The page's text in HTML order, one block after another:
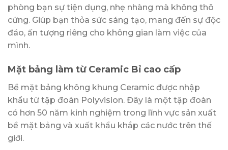
phòng bạn sự tiện dụng, nhẹ nhàng mà không thô
cứng. Giúp bạn thỏa sức sáng tạo, mang đến sự độc
đáo, ấn tượng riêng cho không gian làm việc của
mình.
Mặt bảng làm từ Ceramic Bỉ cao cấp
Bề mặt bảng không khung Ceramic được nhập
khẩu từ tập đoàn Polyvision. Đây là một tập đoàn
có hơn 50 năm kinh nghiệm trong lĩnh vực sản xuất
bề mặt bảng và xuất khẩu khắp các nước trên thế
giới.